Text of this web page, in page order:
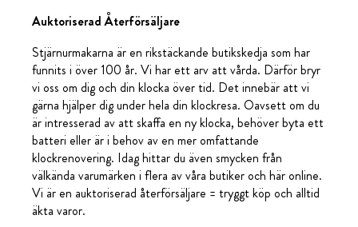
Auktoriserad Återförsäljare
Stjärnurmakarna är en rikstäckande butikskedja som har
funnits i över 100 år. Vi har ett arv att vårda. Därför bryr
vi oss om dig och din klocka över tid. Det innebär att vi
gärna hjälper dig under hela din klockresa. Oavsett om du
är intresserad av att skaffa en ny klocka, behöver byta ett
batteri eller är i behov av en mer omfattande
klockrenovering. Idag hittar du även smycken från
välkända varumärken i flera av våra butiker och här online.
Vi är en auktoriserad återförsäljare = tryggt köp och alltid
äkta varor.